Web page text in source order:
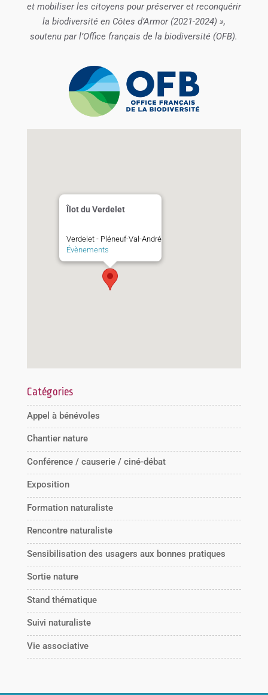
et mobiliser les citoyens pour préserver et reconquérir
la biodiversité en Côtes d’Armor (2021-2024) »,
soutenu par l’Office français de la biodiversité (OFB).
Îlot du Verdelet
Verdelet - Pléneuf-Val-André
Évènements
Catégories
Appel à bénévoles
Chantier nature
Conférence / causerie / ciné-débat
Exposition
Formation naturaliste
Rencontre naturaliste
Sensibilisation des usagers aux bonnes pratiques
Sortie nature
Stand thématique
Suivi naturaliste
Vie associative